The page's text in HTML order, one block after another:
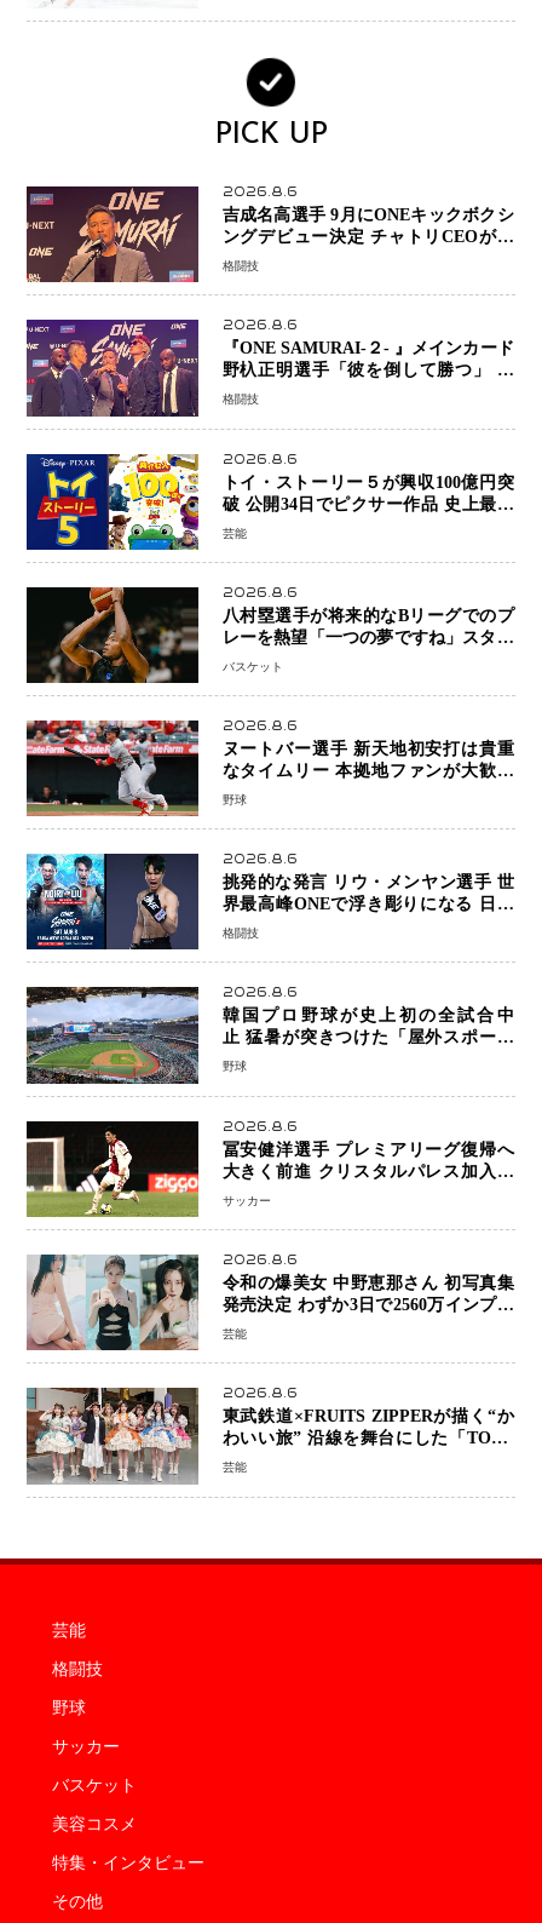
PICK UP
2026.8.6
吉成名高選手 9月にONEキックボクシ
ングデビュー決定 チャトリCEOがサ
プライズ発表 2カ月連続参戦へ
格闘技
2026.8.6
『ONE SAMURAI-２- 』メインカード
野杁正明選手「彼を倒して勝つ」 リ
ウ・メンヤンとの因縁に決着へ 再起
初戦
格闘技
2026.8.6
トイ・ストーリー５が興収100億円突
破 公開34日でピクサー作品 史上最速
日本歴代シリーズ最高更新も目前
芸能
2026.8.6
八村塁選手が将来的なBリーグでのプ
レーを熱望「一つの夢ですね」スター
帰還がリーグ価値を押し上げる可能性
バスケット
2026.8.6
ヌートバー選手 新天地初安打は貴重
なタイムリー 本拠地ファンが大歓声
笑顔で歓喜
野球
2026.8.6
挑発的な発言 リウ・メンヤン選手 世
界最高峰ONEで浮き彫りになる 日本
キックボクシングが直面する“技術
格闘技
2026.8.6
韓国プロ野球が史上初の全試合中
止 猛暑が突きつけた「屋外スポーツ
の限界」 日本発のドーム型施設時代
野球
2026.8.6
冨安健洋選手 プレミアリーグ復帰へ
大きく前進 クリスタルパレス加入目
前 メディカルチェックも通過
サッカー
2026.8.6
令和の爆美女 中野恵那さん 初写真集
発売決定 わずか3日で2560万インプレ
ッションを記録した話題の美貌を凝縮
芸能
2026.8.6
東武鉄道×FRUITS ZIPPERが描く“か
わいい旅” 沿線を舞台にした「TOBU
KAWAII PROJECT」が開幕
芸能
芸能
格闘技
野球
サッカー
バスケット
美容コスメ
特集・インタビュー
その他